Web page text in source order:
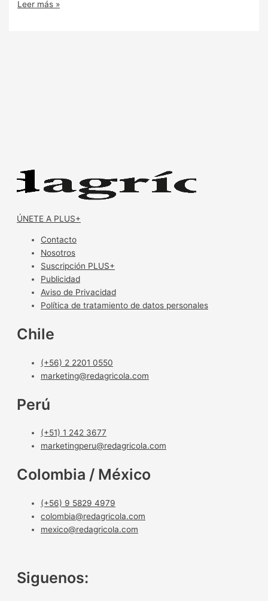
Leer más »
ÚNETE A PLUS+
Contacto
Nosotros
Suscripción PLUS+
Publicidad
Aviso de Privacidad
Política de tratamiento de datos personales
Chile
(+56) 2 2201 0550
marketing@redagricola.com
Perú
(+51) 1 242 3677
marketingperu@redagricola.com
Colombia / México
(+56) 9 5829 4979
colombia@redagricola.com
mexico@redagricola.com
Siguenos: